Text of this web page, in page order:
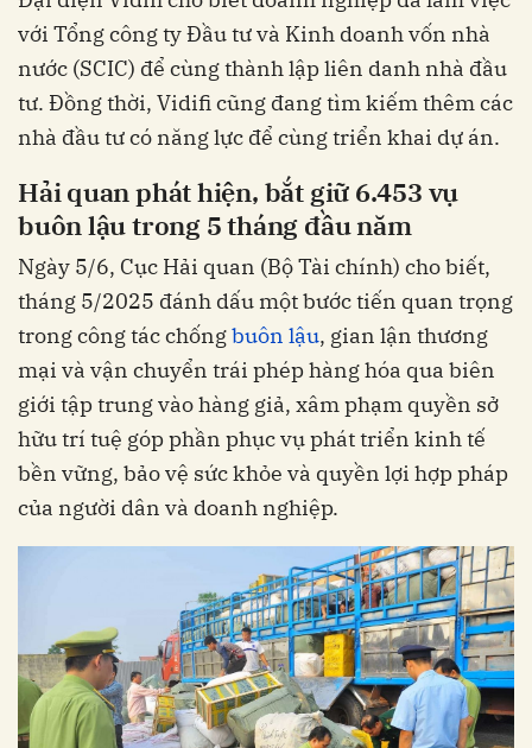
với Tổng công ty Đầu tư và Kinh doanh vốn nhà
nước (SCIC) để cùng thành lập liên danh nhà đầu
tư. Đồng thời, Vidifi cũng đang tìm kiếm thêm các
nhà đầu tư có năng lực để cùng triển khai dự án.
Hải quan phát hiện, bắt giữ 6.453 vụ
buôn lậu trong 5 tháng đầu năm
Ngày 5/6, Cục Hải quan (Bộ Tài chính) cho biết,
tháng 5/2025 đánh dấu một bước tiến quan trọng
trong công tác chốngbuôn lậu, gian lận thương
mại và vận chuyển trái phép hàng hóa qua biên
giới tập trung vào hàng giả, xâm phạm quyền sở
hữu trí tuệ góp phần phục vụ phát triển kinh tế
bền vững, bảo vệ sức khỏe và quyền lợi hợp pháp
của người dân và doanh nghiệp.